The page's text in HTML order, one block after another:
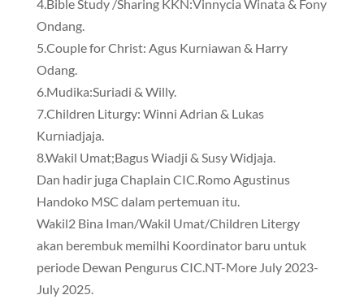
4.Bible Study /Sharing KKN:Vinnycia Winata & Fony
Ondang.
5.Couple for Christ: Agus Kurniawan & Harry
Odang.
6.Mudika:Suriadi & Willy.
7.Children Liturgy: Winni Adrian & Lukas
Kurniadjaja.
8.Wakil Umat;Bagus Wiadji & Susy Widjaja.
Dan hadir juga Chaplain CIC.Romo Agustinus
Handoko MSC dalam pertemuan itu.
Wakil2 Bina Iman/Wakil Umat/Children Litergy
akan berembuk memilhi Koordinator baru untuk
periode Dewan Pengurus CIC.NT-More July 2023-
July 2025.